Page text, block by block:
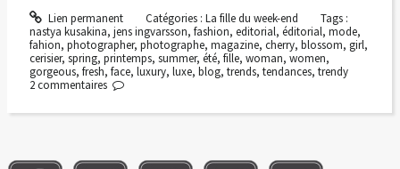
Lien permanent Catégories : La fille du week-end
Tags :
nastya kusakina, jens ingvarsson, fashion, editorial, éditorial, mode,
fahion, photographer, photographe, magazine, cherry, blossom, girl,
cerisier, spring, printemps, summer, été, fille, woman, women,
gorgeous, fresh, face, luxury, luxe, blog, trends, tendances, trendy
2 commentaires